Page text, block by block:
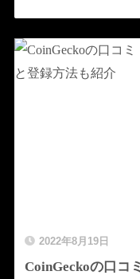
2022年8月19日
CoinGeckoの口コ